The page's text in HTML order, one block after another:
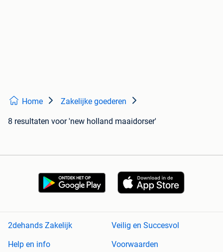
Home Zakelijke goederen
8 resultaten voor 'new holland maaidorser'
2dehands Zakelijk
Veilig en Succesvol
Help en info
Voorwaarden